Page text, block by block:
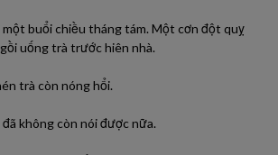
buổi chiều tháng tám. Một cơn đột quỵ
uống trà trước hiên nhà.
trà còn nóng hổi.
không còn nói được nữa.